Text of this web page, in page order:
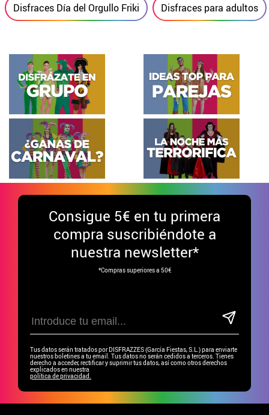
Disfraces Día del Orgullo Friki Disfraces para adultos
Consigue 5€ en tu primera
compra suscribiéndote a
nuestra newsletter*
*Compras superiores a 50€
Tus datos serán tratados por DISFRAZZES (García Fiestas, S.L.) para enviarte
nuestros boletines a tu email. Tus datos no serán cedidos a terceros. Tienes
derecho a acceder, rectificar y suprimir tus datos, así como otros derechos
explicados en nuestra
política de privacidad.